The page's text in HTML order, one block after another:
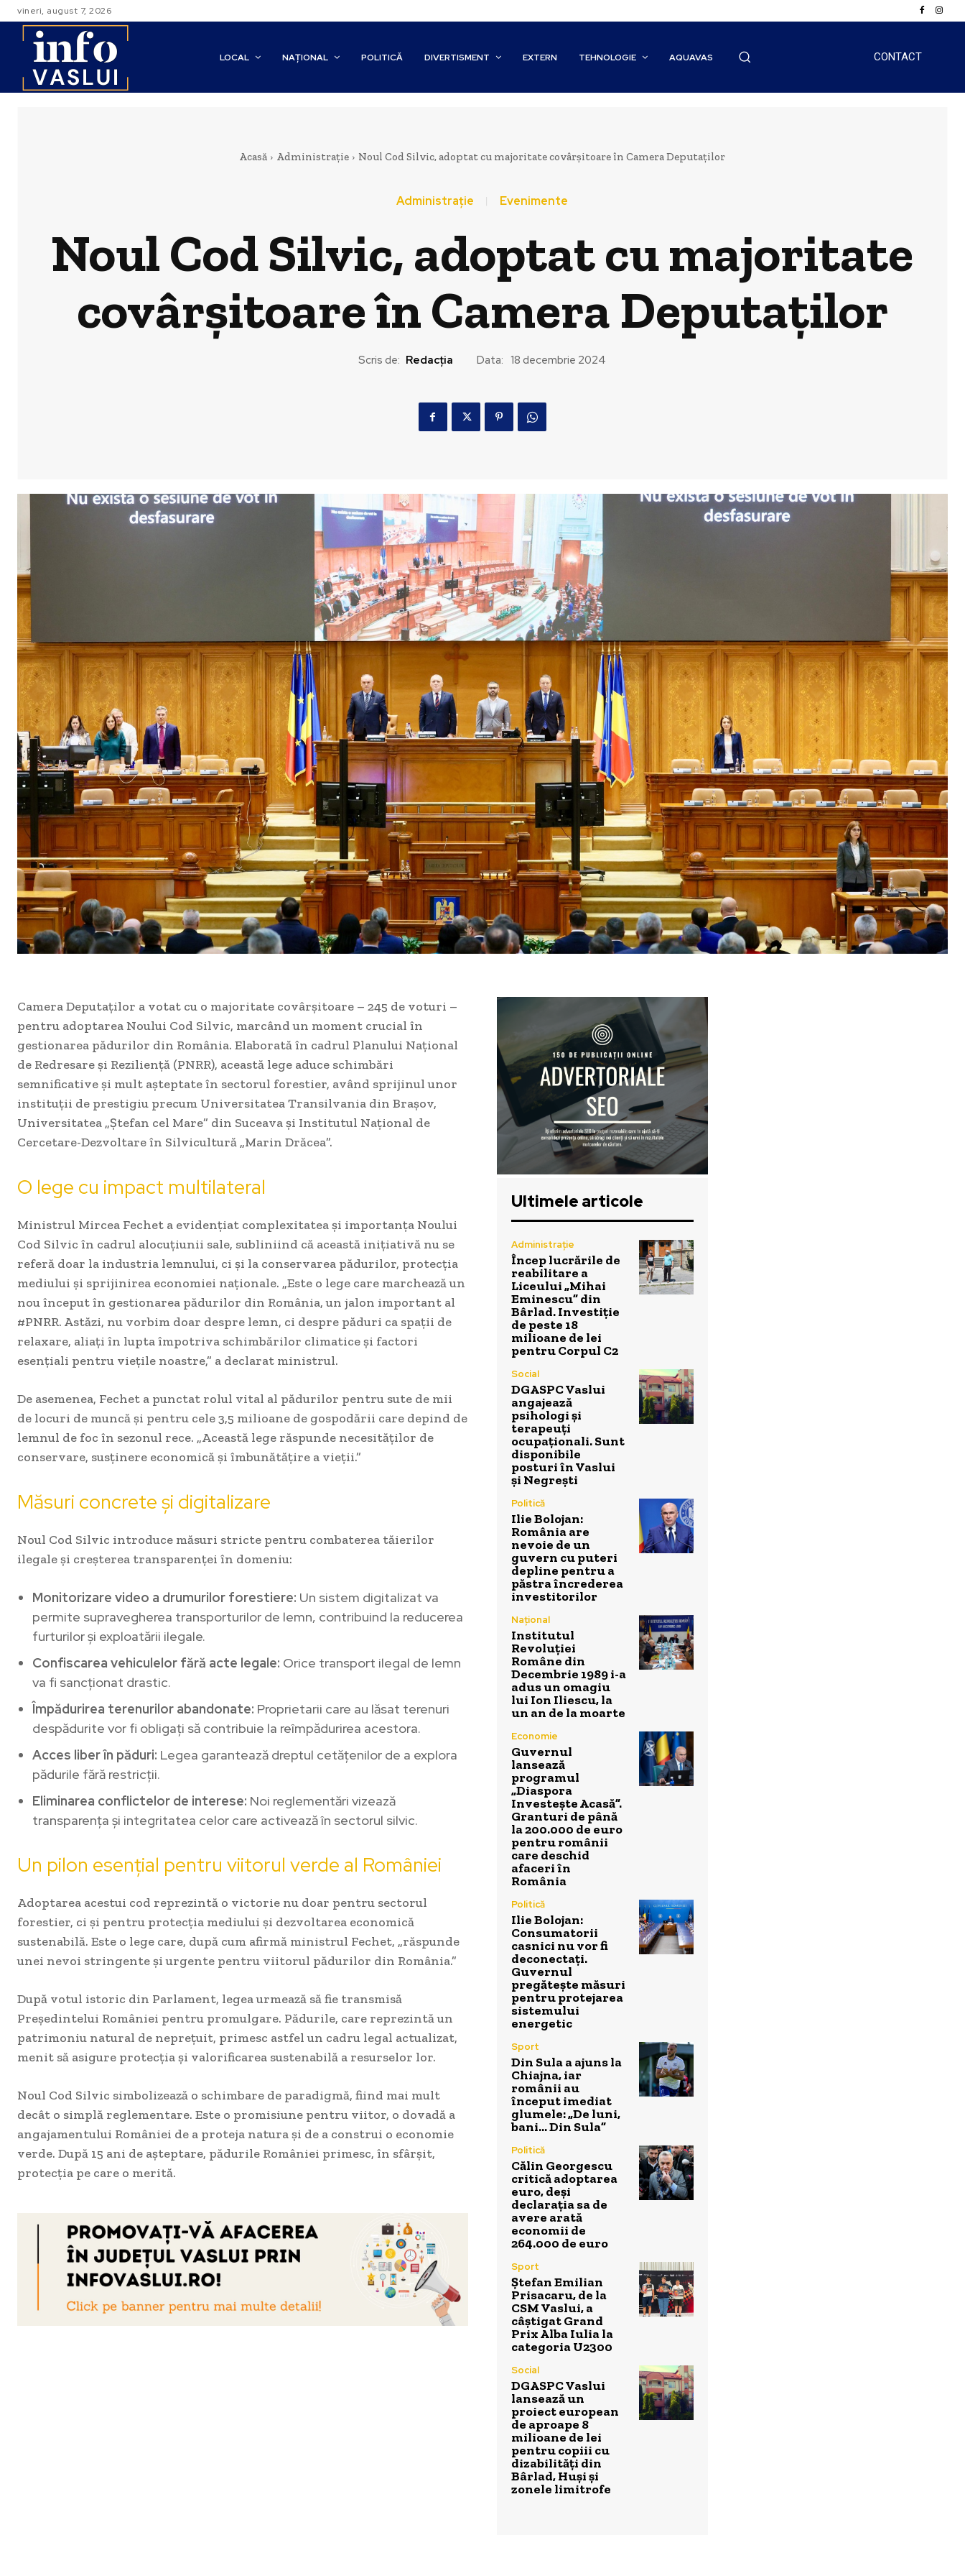
vineri, august 7, 2026
LOCAL NAȚIONAL POLITICĂ DIVERTISMENT EXTERN TEHNOLOGIE AQUAVAS CONTACT
Acasă Administrație Noul Cod Silvic, adoptat cu majoritate covârșitoare în Camera Deputaților
Administrație Evenimente
Noul Cod Silvic, adoptat cu majoritate
covârșitoare în Camera Deputaților
Scris de: Redacția Data: 18 decembrie 2024
Camera Deputaților a votat cu o majoritate covârșitoare – 245 de voturi –
pentru adoptarea Noului Cod Silvic, marcând un moment crucial în
gestionarea pădurilor din România. Elaborată în cadrul Planului Național
de Redresare și Reziliență (PNRR), această lege aduce schimbări
semnificative și mult așteptate în sectorul forestier, având sprijinul unor
instituții de prestigiu precum Universitatea Transilvania din Brașov,
Universitatea „Ștefan cel Mare” din Suceava și Institutul Național de
Cercetare-Dezvoltare în Silvicultură „Marin Drăcea”.
O lege cu impact multilateral
Ministrul Mircea Fechet a evidențiat complexitatea și importanța Noului
Cod Silvic în cadrul alocuțiunii sale, subliniind că această inițiativă nu se
referă doar la industria lemnului, ci și la conservarea pădurilor, protecția
mediului și sprijinirea economiei naționale. „Este o lege care marchează un
nou început în gestionarea pădurilor din România, un jalon important al
#PNRR. Astăzi, nu vorbim doar despre lemn, ci despre păduri ca spații de
relaxare, aliați în lupta împotriva schimbărilor climatice și factori
esențiali pentru viețile noastre,” a declarat ministrul.
De asemenea, Fechet a punctat rolul vital al pădurilor pentru sute de mii
de locuri de muncă și pentru cele 3,5 milioane de gospodării care depind de
lemnul de foc în sezonul rece. „Această lege răspunde necesităților de
conservare, susținere economică și îmbunătățire a vieții.”
Măsuri concrete și digitalizare
Noul Cod Silvic introduce măsuri stricte pentru combaterea tăierilor
ilegale și creșterea transparenței în domeniu:
Monitorizare video a drumurilor forestiere: Un sistem digitalizat va
permite supravegherea transporturilor de lemn, contribuind la reducerea
furturilor și exploatării ilegale.
Confiscarea vehiculelor fără acte legale: Orice transport ilegal de lemn
va fi sancționat drastic.
Împădurirea terenurilor abandonate: Proprietarii care au lăsat terenuri
despădurite vor fi obligați să contribuie la reîmpădurirea acestora.
Acces liber în păduri: Legea garantează dreptul cetățenilor de a explora
pădurile fără restricții.
Eliminarea conflictelor de interese: Noi reglementări vizează
transparența și integritatea celor care activează în sectorul silvic.
Un pilon esențial pentru viitorul verde al României
Adoptarea acestui cod reprezintă o victorie nu doar pentru sectorul
forestier, ci și pentru protecția mediului și dezvoltarea economică
sustenabilă. Este o lege care, după cum afirmă ministrul Fechet, „răspunde
unei nevoi stringente și urgente pentru viitorul pădurilor din România.”
După votul istoric din Parlament, legea urmează să fie transmisă
Președintelui României pentru promulgare. Pădurile, care reprezintă un
patrimoniu natural de neprețuit, primesc astfel un cadru legal actualizat,
menit să asigure protecția și valorificarea sustenabilă a resurselor lor.
Noul Cod Silvic simbolizează o schimbare de paradigmă, fiind mai mult
decât o simplă reglementare. Este o promisiune pentru viitor, o dovadă a
angajamentului României de a proteja natura și de a construi o economie
verde. După 15 ani de așteptare, pădurile României primesc, în sfârșit,
protecția pe care o merită.
Ultimele articole
Administrație
Încep lucrările de
reabilitare a
Liceului „Mihai
Eminescu” din
Bârlad. Investiție
de peste 18
milioane de lei
pentru Corpul C2
Social
DGASPC Vaslui
angajează
psihologi și
terapeuți
ocupaționali. Sunt
disponibile
posturi în Vaslui
și Negrești
Politică
Ilie Bolojan:
România are
nevoie de un
guvern cu puteri
depline pentru a
păstra încrederea
investitorilor
Național
Institutul
Revoluției
Române din
Decembrie 1989 i-a
adus un omagiu
lui Ion Iliescu, la
un an de la moarte
Economie
Guvernul
lansează
programul
„Diaspora
Investește Acasă”.
Granturi de până
la 200.000 de euro
pentru românii
care deschid
afaceri în
România
Politică
Ilie Bolojan:
Consumatorii
casnici nu vor fi
deconectați.
Guvernul
pregătește măsuri
pentru protejarea
sistemului
energetic
Sport
Din Sula a ajuns la
Chiajna, iar
românii au
început imediat
glumele: „De luni,
bani… Din Sula”
Politică
Călin Georgescu
critică adoptarea
euro, deși
declarația sa de
avere arată
economii de
264.000 de euro
Sport
Ștefan Emilian
Prisacaru, de la
CSM Vaslui, a
câștigat Grand
Prix Alba Iulia la
categoria U2300
Social
DGASPC Vaslui
lansează un
proiect european
de aproape 8
milioane de lei
pentru copiii cu
dizabilități din
Bârlad, Huși și
zonele limitrofe